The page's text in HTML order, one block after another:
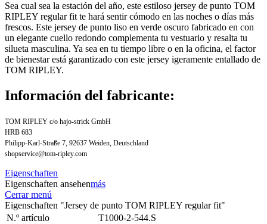
Sea cual sea la estación del año, este estiloso jersey de punto TOM
RIPLEY regular fit te hará sentir cómodo en las noches o días más
frescos. Este jersey de punto liso en verde oscuro fabricado en con
un elegante cuello redondo complementa tu vestuario y resalta tu
silueta masculina. Ya sea en tu tiempo libre o en la oficina, el factor
de bienestar está garantizado con este jersey igeramente entallado de
TOM RIPLEY.
Información del fabricante:
TOM RIPLEY c/o hajo-strick GmbH
HRB 683
Philipp-Karl-Straße 7, 92637 Weiden, Deutschland
shopservice@tom-ripley.com
Eigenschaften
Eigenschaften ansehenmás
Cerrar menú
Eigenschaften "Jersey de punto TOM RIPLEY regular fit"
N.º artículo
T1000-2-544.S